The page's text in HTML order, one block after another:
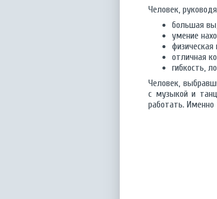
Человек,
большая
умение
физическая
отличная
гибкость,
Человек,
с музыкой и
работать.